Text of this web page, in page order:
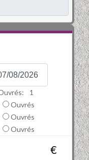
1
Ouvrés
Ouvrés
Ouvrés
€